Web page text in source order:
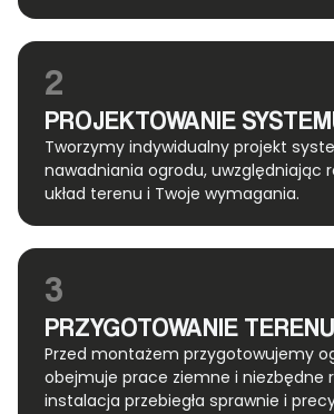
2
PROJEKTOWANIE
Tworzymy indywidualny projekt
nawadniania ogrodu, uwzględniając
układ terenu i Twoje wymagania.
3
PRZYGOTOWANIE TERENU
Przed montażem przygotowujemy
obejmuje prace ziemne i niezbędne
instalacja przebiegła sprawnie i